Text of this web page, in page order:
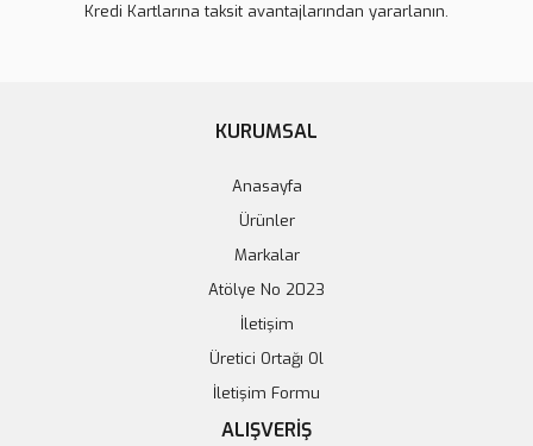
Kredi Kartlarına taksit avantajlarından yararlanın.
KURUMSAL
Anasayfa
Ürünler
Markalar
Atölye No 2023
İletişim
Üretici Ortağı Ol
İletişim Formu
ALIŞVERİŞ